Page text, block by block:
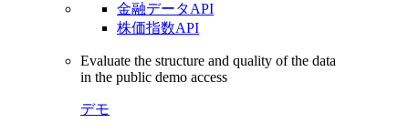
金融データAPI
株価指数API
Evaluate the structure and quality of the data
in the public demo access
デモ